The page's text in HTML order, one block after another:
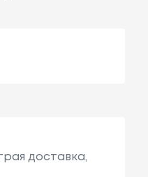
доставка,